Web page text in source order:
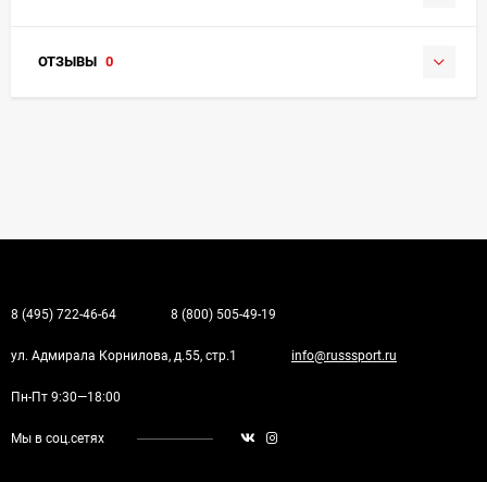
ОТЗЫВЫ 0
8 (495) 722-46-64 8 (800) 505-49-19
ул. Адмирала Корнилова, д.55, стр.1 info@russsport.ru
Пн-Пт 9:30—18:00
Мы в соц.сетях